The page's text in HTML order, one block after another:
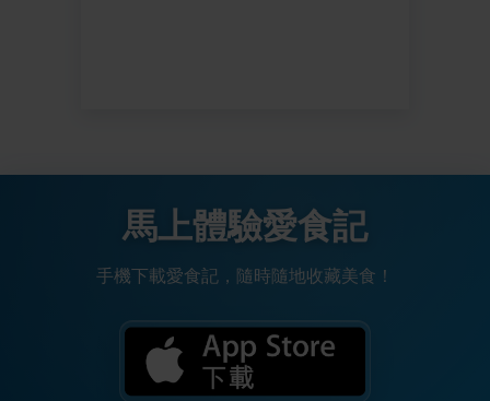
馬上體驗愛食記
手機下載愛食記，隨時隨地收藏美食！